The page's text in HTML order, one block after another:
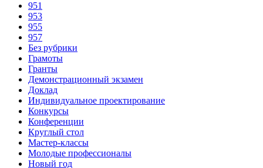
951
953
955
957
Без рубрики
Грамоты
Гранты
Демонстрационный экзамен
Доклад
Индивидуальное проектирование
Конкурсы
Конференции
Круглый стол
Мастер-классы
Молодые профессионалы
Новый год